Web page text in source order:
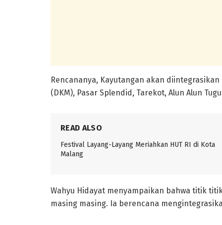
Rencananya, Kayutangan akan
(DKM), Pasar Splendid, Tarekot, Alun Alun
READ ALSO
Festival Layang-Layang Meriahkan HUT RI di Kota
Malang
Wahyu Hidayat menyampaikan bahwa titik
masing masing. Ia berencana